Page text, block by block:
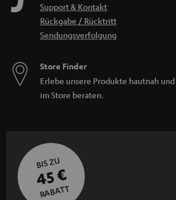
Support & Kontakt
Rückgabe / Rücktritt
Sendungsverfolgung
Store Finder
Erlebe unsere Produkte hautnah
im Store beraten.
BIS ZU
45 €
RABATT